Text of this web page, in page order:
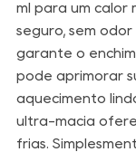
ml para um calor
seguro, sem
garante o
pode aprimorar
aquecimento
ultra-macia
frias.